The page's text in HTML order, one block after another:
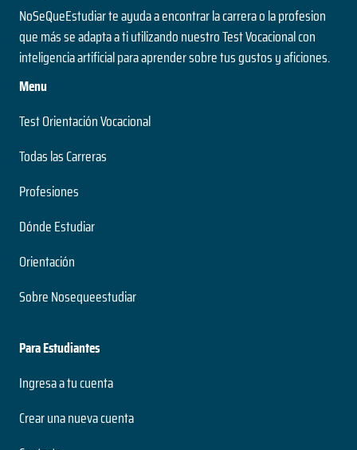
NoSeQueEstudiar te ayuda a encontrar la carrera o la profesion
que más se adapta a ti utilizando nuestro Test Vocacional con
inteligencia artificial para aprender sobre tus gustos y aficiones.
Menu
Test Orientación Vocacional
Todas las Carreras
Profesiones
Dónde Estudiar
Orientación
Sobre Nosequeestudiar
Para Estudiantes
Ingresa a tu cuenta
Crear una nueva cuenta